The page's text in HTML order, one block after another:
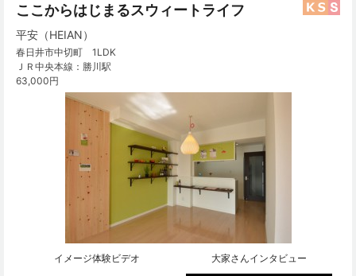
ここからはじまるスウィートライフ
平安（HEIAN）
春日井市中切町 1LDK
ＪＲ中央本線：勝川駅
63,000円
イメージ体験ビデオ 大家さんインタビュー